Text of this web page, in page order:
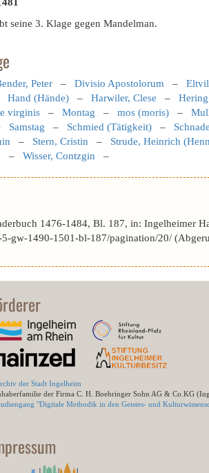
seine 3. Klage gegen Mandelman.
Peter – Divisio Apostolorum –
Hand (Hände) – Harwiler, Clese –
virginis – Montag – mos (moris) –
Samstag – Schmied (Tätigkeit) –
– Stern, Cristin – Strude, Heinrich
– Wisser, Contzgin –
1476-1484, Bl. 187, in: Ingelheimer
gw-1490-1501-bl-187/pagination/20/
der Stadt Ingelheim
der Firma C. H. Boehringer Sohn AG & Co.KG
"Digitale Methodik in den Geistes- und